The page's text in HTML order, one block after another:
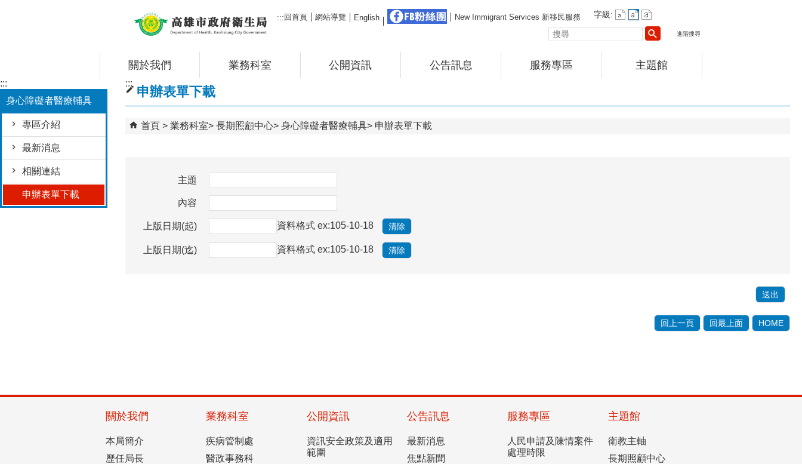
:::回首頁 網站導覽 English FB粉絲團
New Immigrant Services 新移民服務
字級:
尋
進階搜尋
關於我們 業務科室 公開資訊 公告訊息 服務專區 主題館
:::
身心障礙者醫療輔具
專區介紹
最新消息
相關連結
申辦表單下載
:::
申辦表單下載
首頁 業務科室 長期照顧中心 身心障礙者醫療輔具 申辦表單下載
主題
內容
上版日期(起) 資料格式 ex:105-10-18
上版日期(迄) 資料格式 ex:105-10-18
回上一頁 回最上面 HOME
關於我們
本局簡介
歷任局長
業務科室
疾病管制處
醫政事務科
公開資訊
資訊安全政策及適用
範圍
公告訊息
最新消息
焦點新聞
服務專區
人民申請及陳情案件
處理時限
主題館
衛教主軸
長期照顧中心